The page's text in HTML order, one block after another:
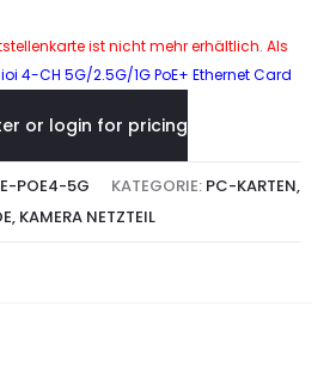
ist nicht mehr erhältlich. Als
ioi 4-CH 5G/2.5G/1G PoE+ Ethernet Card
or login for pricing
POE4-5G KATEGORIE: PC-KARTEN,
KAMERA NETZTEIL